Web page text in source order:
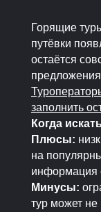
Горящие
путёвки
остаётся
заполнить
Когда
Плюсы:
на
информация
Минусы:
тур может